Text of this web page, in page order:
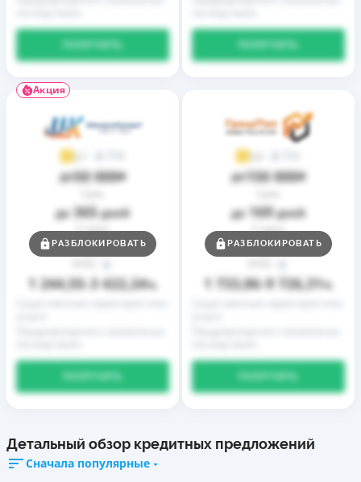
Акция
3,7
до50 000₴
до 365дней
Ставка
от0,01%
1 244,55– 3 422,24%
РАЗБЛОКИРОВАТЬ
3,9
до150 000₴
до 169дней
Ставка
от0,01%
1 733,86– 9 726,31%
РАЗБЛОКИРОВАТЬ
Детальный обзор кредитных предложений
Сначала популярные